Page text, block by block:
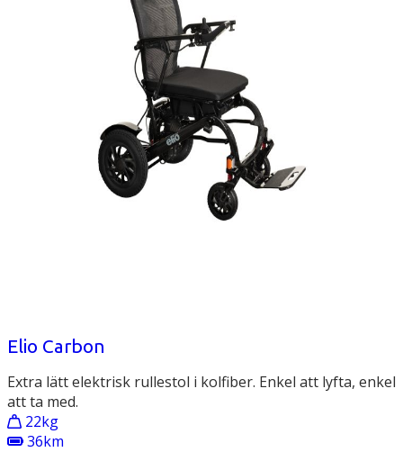
Elio Carbon
Extra lätt elektrisk rullestol i kolfiber. Enkel att lyfta, enkel
att ta med.
22kg
36km